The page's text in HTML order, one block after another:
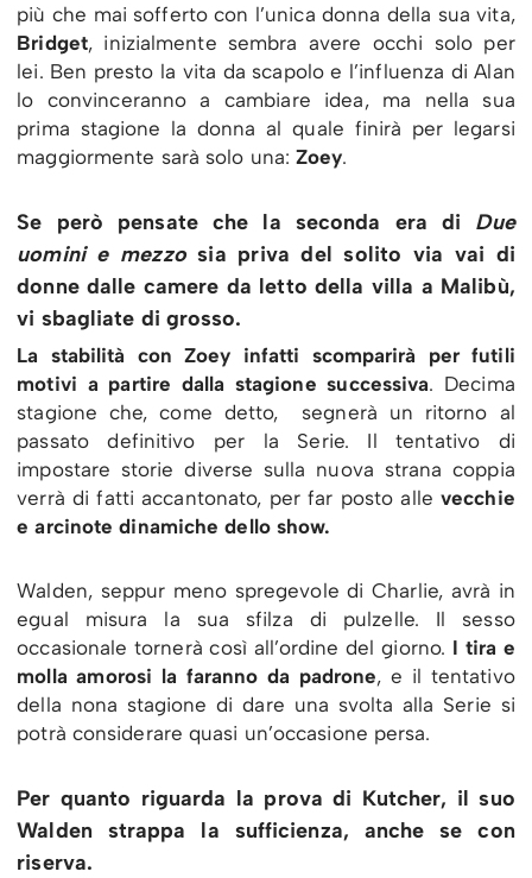
più che mai sofferto con l’unica donna della sua vita,
Bridget, inizialmente sembra avere occhi solo per
lei. Ben presto la vita da scapolo e l’influenza di Alan
lo convinceranno a cambiare idea, ma nella sua
prima stagione la donna al quale finirà per legarsi
maggiormente sarà solo una:Zoey.
Se però pensate che la seconda era di Due
uomini e mezzosia priva del solito via vai di
donne dalle camere da letto della villa a Malibù,
vi sbagliate di grosso.
La stabilità con Zoey infatti scomparirà per futili
motivi a partire dalla stagione successiva. Decima
stagione che, come detto, segnerà un ritorno al
passato definitivo per la Serie. Il tentativo di
impostare storie diverse sulla nuova strana coppia
verrà di fatti accantonato, per far posto allevecchie
e arcinote dinamiche dello show.
Walden, seppur meno spregevole di Charlie, avrà in
egual misura la sua sfilza di pulzelle. Il sesso
occasionale tornerà così all’ordine del giorno. I tira e
molla amorosi la faranno da padrone, e il tentativo
della nona stagione di dare una svolta alla Serie si
potrà considerare quasi un’occasione persa.
Per quanto riguarda la prova di Kutcher, il suo
Walden strappa la sufficienza, anche se con
riserva.